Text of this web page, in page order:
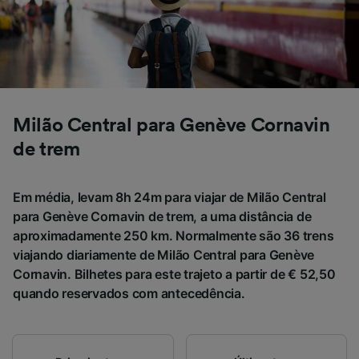
Milão Central para Genève Cornavin
de trem
Em média, levam 8h 24m para viajar de Milão Central
para Genève Cornavin de trem, a uma distância de
aproximadamente 250 km. Normalmente são 36 trens
viajando diariamente de Milão Central para Genève
Cornavin. Bilhetes para este trajeto a partir de € 52,50
quando reservados com antecedência.
afetarão os dados de navegação. Seus dados
não serão utilizados para fins de rastreamento
se você tiver pedido para não ser rastreado.
Nós e nossos parceiros processamos os
Usar dados exatos de geolocalização.
Verificar ativamente as características do
dispositivo para identificação. Armazenar e/ou
medição de publicidade e conteúdo, pesquisa
de público e desenvolvimento de serviços..
Lista de parceiros (fornecedores)